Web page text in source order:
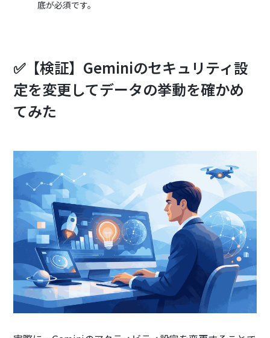
底が必須です。
✅【検証】Geminiのセキュリティ設
定を変更してデータの挙動を確かめ
てみた